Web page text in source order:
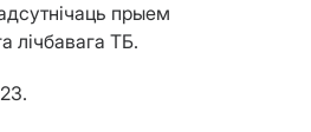
прыем
лічбавага ТБ.